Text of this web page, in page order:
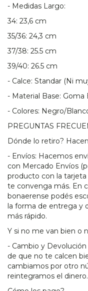
- Medidas Largo:
34: 23,6 cm
35/36: 24,3 cm
37/38: 25.5 cm
39/40: 26.5 cm
- Calce: Standar (Ni
- Material Base: Goma
- Colores: Negro/
PREGUNTAS
Dónde lo retiro?
- Envíos: Hacemos
con Mercado Envíos
producto con la
te convenga más. En
bonaerense podés
la forma de entrega y
más rápido.
Y si no me van bien o
- Cambio y Devolución
de que no te calcen
cambiamos por otro
reintegramos el dinero.